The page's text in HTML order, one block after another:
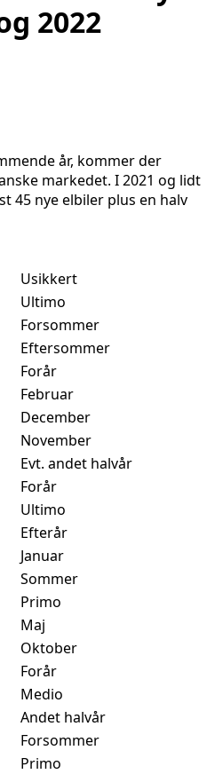
2022
år, kommer der
markedet. I 2021 og lidt
45 nye elbiler plus en halv
Usikkert
Ultimo
Forsommer
Eftersommer
Forår
Februar
December
November
Evt. andet halvår
Forår
Ultimo
Efterår
Januar
Sommer
Primo
Maj
Oktober
Forår
Medio
Andet halvår
Forsommer
Primo